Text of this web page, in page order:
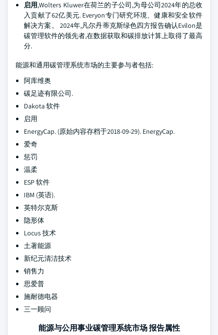
启用,Wolters Kluwer在荷兰的子公司,为母公司2024年的总收
入贡献了62亿美元. Everyon专门研究环境、健康和安全软件
解决方案。 2024年,凡尔丹蒂克斯绿色四方报告确认Evilon是
碳管理软件的领先者,在数据获取和碳排放计算上取得了最高
分.
能源和通用碳管理系统市场的主要参与者包括:
阿库维奥
碳足迹有限公司.
Dakota 软件
启用
EnergyCap. (原始内容存档于2018-09-29). EnergyCap.
爱奇
惩罚
温柔
ESP 软件
IBM (英语).
英特尔克斯
隐形体
Locus 技术
土著能源
新纪元清洁技术
销售力
思爱普
施耐德电器
三一顾问
能源与公用事业碳管理系统市场 报告属性